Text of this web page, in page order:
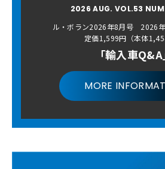
2026 AUG. VOL.53
ル・ボラン2026年8月号 2026
定価1,599円（本体
「輸入車Q&A
MORE